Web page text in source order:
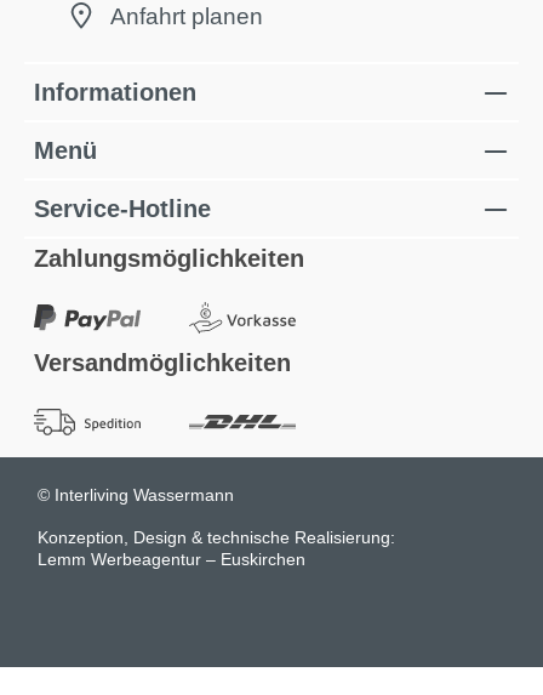
Anfahrt planen
Informationen
Menü
Service-Hotline
Zahlungsmöglichkeiten
Versandmöglichkeiten
© Interliving Wassermann
Konzeption, Design & technische Realisierung:
Lemm Werbeagentur – Euskirchen